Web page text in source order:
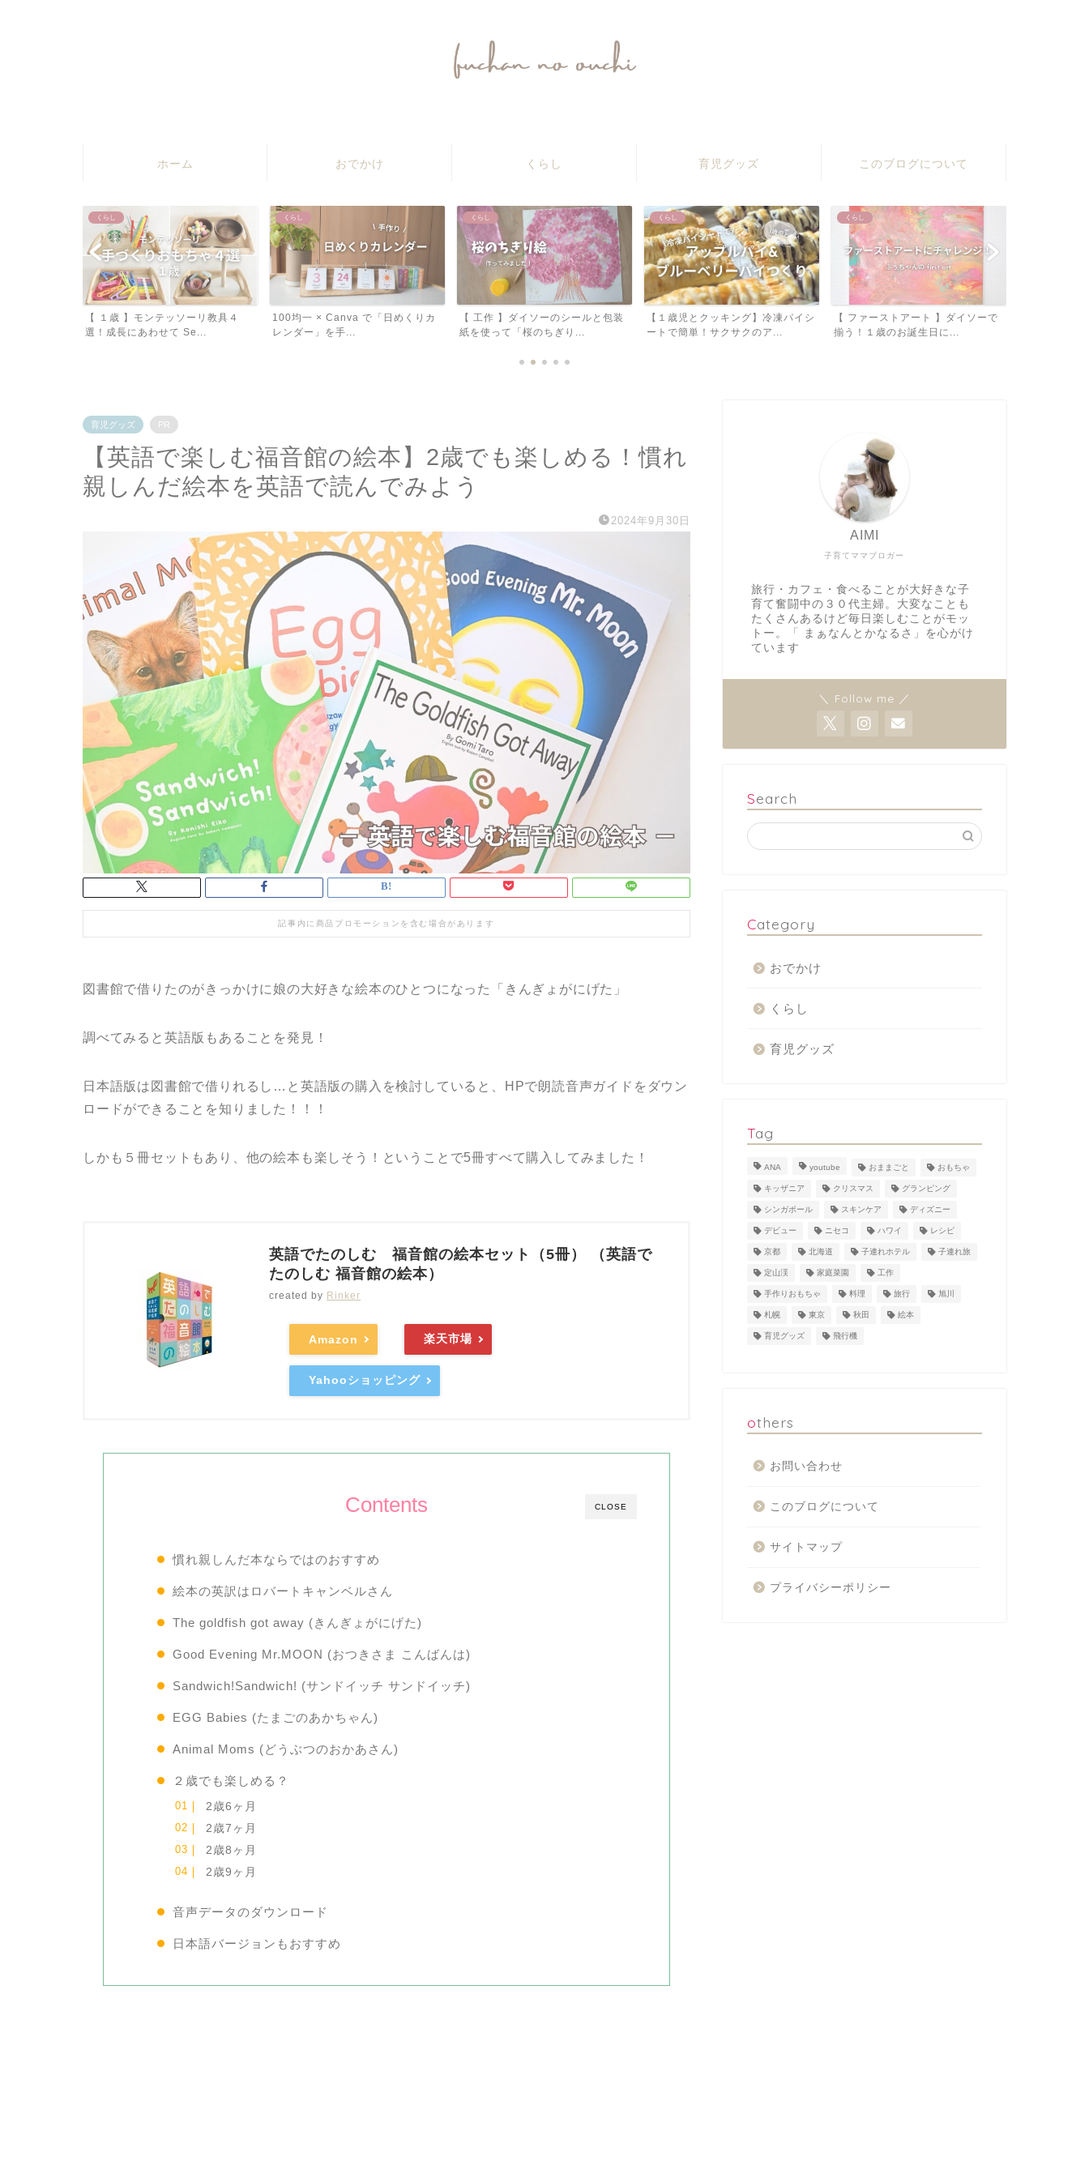
ホーム おでかけ くらし 育児グッズ このブログについて
くらし
100均一 × Canva で「日めくりカ
レンダー」を手...
くらし
【 工作 】ダイソーのシールと包装
紙を使って「桜のちぎり...
くらし
【１歳児とクッキング】冷凍パイシ
ートで簡単！サクサクのア...
くらし
【 ファーストアート 】ダイソーで
揃う！１歳のお誕生日に...
くらし
【 １歳 】モンテッソーリ教具４
選！成長にあわせて Se...
育児グッズ PR
【英語で楽しむ福音館の絵本】2歳でも楽しめる！慣れ
親しんだ絵本を英語で読んでみよう
2024年9月30日
記事内に商品プロモーションを含む場合があります
図書館で借りたのがきっかけに娘の大好きな絵本のひとつになった「きんぎょがにげた」
調べてみると英語版もあることを発見！
日本語版は図書館で借りれるし…と英語版の購入を検討していると、HPで朗読音声ガイドをダウン
ロードができることを知りました！！！
しかも５冊セットもあり、他の絵本も楽しそう！ということで5冊すべて購入してみました！
英語でたのしむ 福音館の絵本セット（5冊） （英語で
たのしむ 福音館の絵本）
created by Rinker
Amazon 楽天市場
Yahooショッピング
CLOSE
Contents
慣れ親しんだ本ならではのおすすめ
絵本の英訳はロバートキャンベルさん
The goldfish got away (きんぎょがにげた)
Good Evening Mr.MOON (おつきさま こんばんは)
Sandwich!Sandwich! (サンドイッチ サンドイッチ)
EGG Babies (たまごのあかちゃん)
Animal Moms (どうぶつのおかあさん)
２歳でも楽しめる？
2歳6ヶ月
2歳7ヶ月
2歳8ヶ月
2歳9ヶ月
音声データのダウンロード
日本語バージョンもおすすめ
子育てママブロガー
AIMI
旅行・カフェ・食べることが大好きな子
育て奮闘中の３０代主婦。大変なことも
たくさんあるけど毎日楽しむことがモッ
トー。「 まぁなんとかなるさ」を心がけ
ています
＼ Follow me ／
Search
Category
おでかけ
くらし
育児グッズ
Tag
ANA youtube おままごと おもちゃ
キッザニア クリスマス グランピング
シンガポール スキンケア ディズニー
デビュー ニセコ ハワイ レシピ
京都 北海道 子連れホテル 子連れ旅
定山渓 家庭菜園 工作
手作りおもちゃ 料理 旅行 旭川
札幌 東京 秋田 絵本
育児グッズ 飛行機
others
お問い合わせ
このブログについて
サイトマップ
プライバシーポリシー